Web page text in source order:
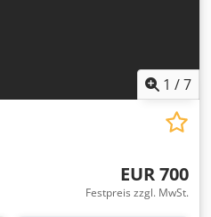
1 /7
EUR 700
Festpreis zzgl. MwSt.